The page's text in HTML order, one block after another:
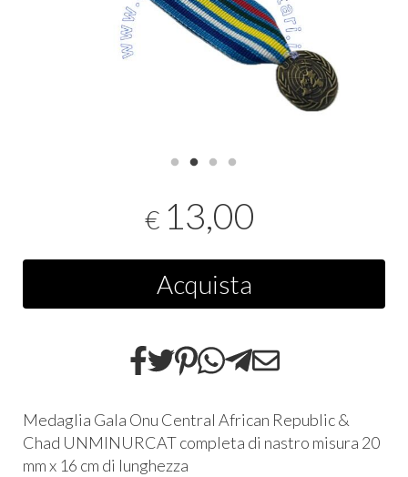
€ 13,00
Acquista
Medaglia Gala Onu Central African Republic &
Chad UNMINURCAT completa di nastro misura 20
mm x 16 cm di lunghezza